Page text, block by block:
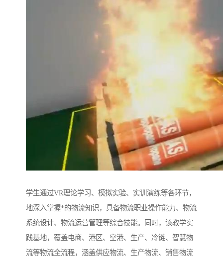
学生通过VR理论学习、模拟实验、实训演练等各环节，
地深入掌握*的物流知识，具备物流职业操作能力、物流
系统设计、物流运营管理等综合技能。同时，该教学实
践基地，覆盖电商、港区、空港、生产、冷链、智慧物
流等物流全流程，涵盖供应物流、生产物流、销售物流